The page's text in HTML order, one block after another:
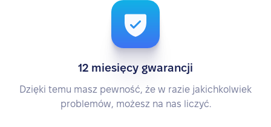
12 miesięcy gwarancji
Dzięki temu masz pewność, że w razie jakichkolwiek
problemów, możesz na nas liczyć.